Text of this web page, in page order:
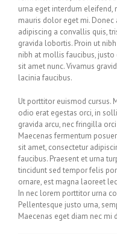
urna eget interdum
mauris dolor eget mi.
adipiscing a convallis quis,
gravida lobortis. Proin ut
nibh at mollis faucibus,
sit amet nunc. Vivamus
lacinia faucibus.
Ut porttitor euismod cursus.
odio erat egestas orci, in
gravida arcu, nec fringilla
Maecenas fermentum
sit amet, consectetur
faucibus. Praesent et urna
tincidunt sed tempor felis
ornare, est magna laoreet
In nec lorem porttitor urna
Pellentesque justo urna,
Maecenas eget diam nec mi